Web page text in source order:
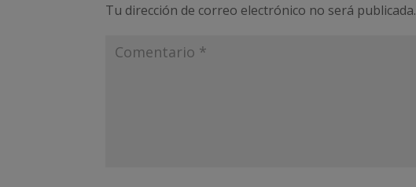
Tu dirección de correo electrónico no será publicada.